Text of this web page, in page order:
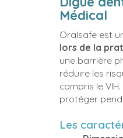
Médical
Oralsafe est
lors de la
une barrière
réduire les
compris le
protéger
Les